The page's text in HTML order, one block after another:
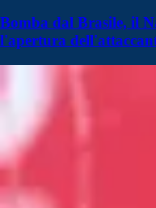
Bomba dal Brasile, il
l'apertura